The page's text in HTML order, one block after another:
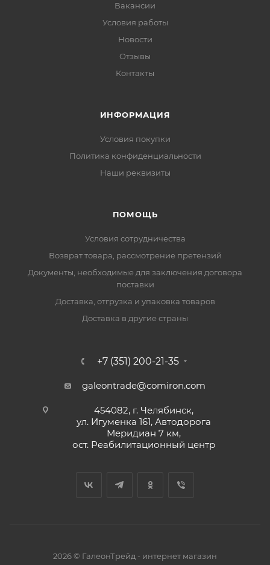
Вакансии
Условия работы
Новости
Отзывы
Контакты
ИНФОРМАЦИЯ
Условия покупки
Политика конфиденциальности
Наши реквизиты
ПОМОЩЬ
Условия сотрудничества
Возврат товара, рассмотрение претензий
Документы, необходимые для заключения договора
поставки
Доставка, отгрузка и упаковка товаров
Доставка в другие страны
+7 (351) 200-21-35
galeontrade@comiron.com
454082, г. Челябинск,
ул. Игуменка 161, Автодорога
Меридиан 7 км,
ост. Реабилитационный центр
2026 © ГалеонТрейд - интернет магазин